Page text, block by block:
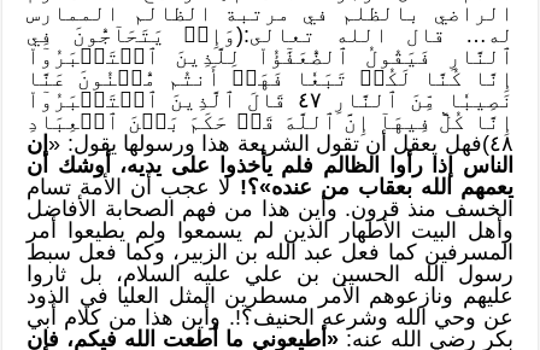
الراضي بالظلم في مرتبة الظالم الممارس
له… قال الله تعالى:(وَإِذۡ يَتَحَآجُّونَ فِي
ٱلنَّارِ فَيَقُولُ ٱلضُّعَفَٰٓؤُاْ لِلَّذِينَ ٱسۡتَكۡبَرُوٓاْ
إِنَّا كُنَّا لَكُمۡ تَبَعٗا فَهَلۡ أَنتُم مُّغۡنُونَ عَنَّا
نَصِيبٗا مِّنَ ٱلنَّارِ ٤٧ قَالَ ٱلَّذِينَ ٱسۡتَكۡبَرُوٓاْ
إِنَّا كُلّٞ فِيهَآ إِنَّ ٱللَّهَ قَدۡ حَكَمَ بَيۡنَ ٱلۡعِبَادِ
٤٨)فهل يعقل أن تقول الشريعة هذا ورسولها يقول: «
إن
الناس إذا رأوا الظالم فلم يأخذوا على يديه، أوشك أن
يعمهم الله بعقاب من عنده»؟! لا عجب أن الأمة تسام
الخسف منذ قرون. وأين هذا من فهم الصحابة الأفاضل
وأهل البيت الأطهار الذين لم يسمعوا ولم يطيعوا أمر
المسرفين كما فعل عبد الله بن الزبير، وكما فعل سبط
رسول الله الحسين بن علي عليه السلام، بل ثاروا
عليهم ونازعوهم الأمر مسطرين المثل العليا في الذود
عن وحي الله وشرعه الحنيف؟!. وأين هذا من كلام أبي
بكر رضي الله عنه: «أطيعوني ما أطعت الله فيكم، فإن